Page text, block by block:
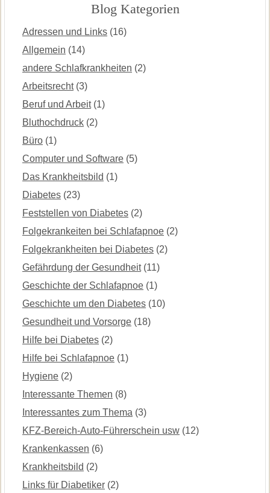
Blog Kategorien
Adressen und Links (16)
Allgemein (14)
andere Schlafkrankheiten (2)
Arbeitsrecht(3)
Beruf und Arbeit(1)
Bluthochdruck (2)
Büro (1)
Computer und Software (5)
Das Krankheitsbild (1)
Diabetes (23)
Feststellen von Diabetes (2)
Folgekrankeiten bei Schlafapnoe (2)
Folgekrankheiten bei Diabetes (2)
Gefährdung der Gesundheit(11)
Geschichte der Schlafapnoe (1)
Geschichte um den Diabetes (10)
Gesundheit und Vorsorge (18)
Hilfe bei Diabetes (2)
Hilfe bei Schlafapnoe (1)
Hygiene (2)
Interessante Themen (8)
Interessantes zum Thema (3)
KFZ-Bereich-Auto-Führerschein usw (12)
Krankenkassen (6)
Krankheitsbild (2)
Links für Diabetiker (2)